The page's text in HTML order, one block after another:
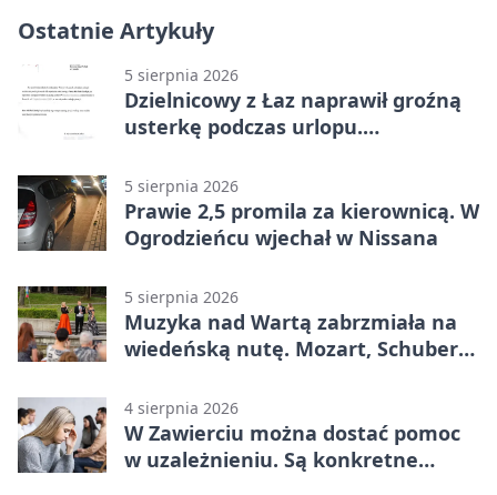
Ostatnie Artykuły
5 sierpnia 2026
Dzielnicowy z Łaz naprawił groźną
usterkę podczas urlopu.
5 sierpnia 2026
Prawie 2,5 promila za kierownicą. W
Ogrodzieńcu wjechał w Nissana
5 sierpnia 2026
Muzyka nad Wartą zabrzmiała na
wiedeńską nutę. Mozart, Schubert i
4 sierpnia 2026
W Zawierciu można dostać pomoc
w uzależnieniu. Są konkretne